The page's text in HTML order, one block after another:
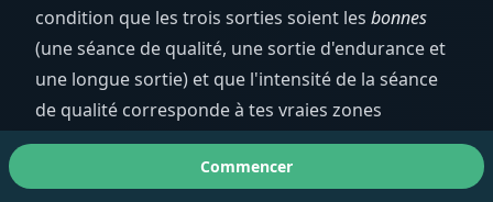
condition que les trois sorties soient les bonnes
(une séance de qualité, une sortie d'endurance et
une longue sortie) et que l'intensité de la séance
de qualité corresponde à tes vraies zones
d'entraînement. Trois séances bien ciblées que tu
termines et dont tu récupères valent mieux que
Commencer